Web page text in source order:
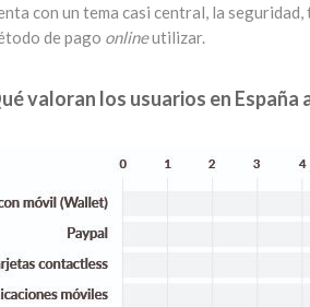
con un tema casi central, la
de pago onlineutilizar.
valoran los usuarios en España